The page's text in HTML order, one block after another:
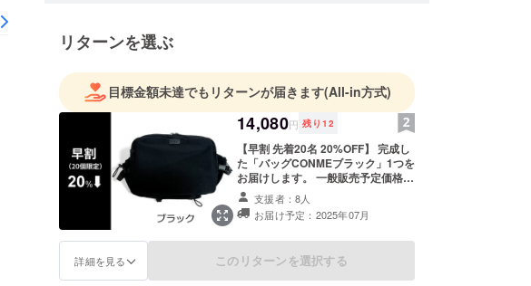
リターンを選ぶ
目標金額未達でもリターンが届きます(All-in方式)
14,080円 残り 12
【早割 先着20名 20%OFF】 完成し
た「バッグCONMEブラック」1つを
お届けします。 一般販売予定価格
￥17,600（税込） →￥14,080（税
込） ※送料込 ※割引率は一般販売予
定価格に対するものです。 ※一般販
なる可能性もございます。ご了承く
ださい。 ※ご注文状況、使用部材の
支援者：8人
お届け予定：2025年07月
詳細を見る このリターンを選択する